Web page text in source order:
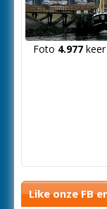
Foto 4.977keer
Like onze FB